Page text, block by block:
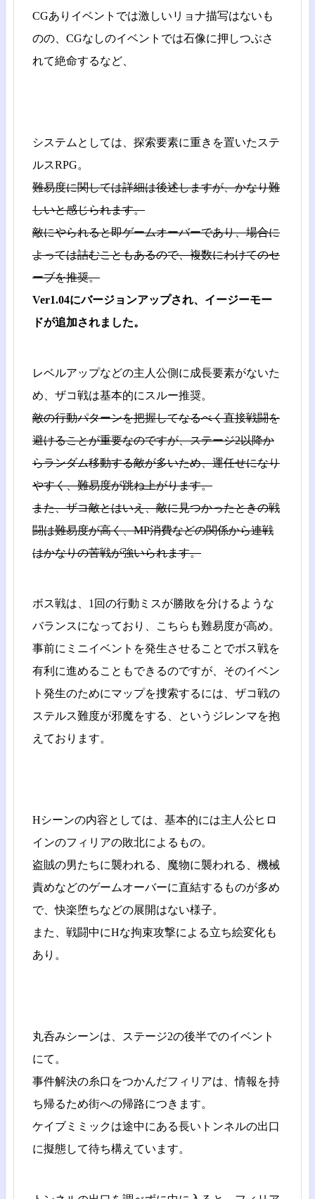
CGありイベントでは激しいリョナ描写はないも
のの、CGなしのイベントでは石像に押しつぶさ
れて絶命するなど、
システムとしては、探索要素に重きを置いたステ
ルスRPG。
難易度に関しては詳細は後述しますが、かなり難
しいと感じられます。
敵にやられると即ゲームオーバーであり、場合に
よっては詰むこともあるので、複数にわけてのセ
ーブを推奨。
Ver1.04にバージョンアップされ、イージーモー
ドが追加されました。
レベルアップなどの主人公側に成長要素がないた
め、ザコ戦は基本的にスルー推奨。
敵の行動パターンを把握してなるべく直接戦闘を
避けることが重要なのですが、ステージ2以降か
らランダム移動する敵が多いため、運任せになり
やすく、難易度が跳ね上がります。
また、ザコ敵とはいえ、敵に見つかったときの戦
闘は難易度が高く、MP消費などの関係から連戦
はかなりの苦戦が強いられます。
ボス戦は、1回の行動ミスが勝敗を分けるような
バランスになっており、こちらも難易度が高め。
事前にミニイベントを発生させることでボス戦を
有利に進めることもできるのですが、そのイベン
ト発生のためにマップを捜索するには、ザコ戦の
ステルス難度が邪魔をする、というジレンマを抱
えております。
Hシーンの内容としては、基本的には主人公ヒロ
インのフィリアの敗北によるもの。
盗賊の男たちに襲われる、魔物に襲われる、機械
責めなどのゲームオーバーに直結するものが多め
で、快楽堕ちなどの展開はない様子。
また、戦闘中にHな拘束攻撃による立ち絵変化も
あり。
丸呑みシーンは、ステージ2の後半でのイベント
にて。
事件解決の糸口をつかんだフィリアは、情報を持
ち帰るため街への帰路につきます。
ケイブミミックは途中にある長いトンネルの出口
に擬態して待ち構えています。